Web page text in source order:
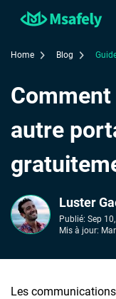
Home Blog
autre
Luster
Publié: Sep
Mis à jour:
Les